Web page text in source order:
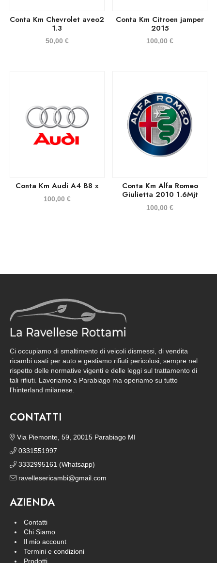
Conta Km Chevrolet aveo2
1.3
50,00 €
Conta Km Citroen jamper
2015
100,00€
Conta Km Audi A4 B8 x
100,00 €
Conta Km Alfa Romeo
Giulietta 2010 1.6Mjt
100,00€
Ci occupiamo di smaltimento di veicoli dismessi, di vendita
ricambi usati per auto e gestiamo rifiuti pericolosi, sempre nel
rispetto delle normative vigenti e delle leggi sul trattamento di
tali rifiuti. Lavoriamo a Parabiago ma operiamo su tutto
l’hinterland milanese.
CONTATTI
Via Piemonte, 59, 20015 Parabiago MI
0331551997
3332995161 (Whatsapp)
ravellesericambi@gmail.com
AZIENDA
Contatti
Chi Siamo
Il mio account
Termini e condizioni
Prodotti